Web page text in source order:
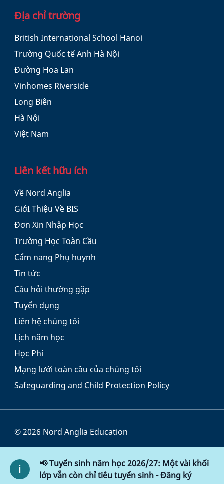
📢 Tuyển sinh năm học 2026/27: Một vài khối
lớp vẫn còn chỉ tiêu tuyển sinh - Đăng ký
Địa chỉ trường
British International School Hanoi
Trường Quốc tế Anh Hà Nội
Đường Hoa Lan
Vinhomes Riverside
Long Biên
Hà Nội
Việt Nam
Liên kết hữu ích
Về Nord Anglia
GiớI Thiệu Về BIS
Đơn Xin Nhập Học
Trường Học Toàn Cầu
Cẩm nang Phụ huynh
Tin tức
Câu hỏi thường gặp
Tuyển dụng
Liên hệ chúng tôi
Lịch năm học
Học Phí
Mạng lưới toàn cầu của chúng tôi
Safeguarding and Child Protection Policy
© 2026 Nord Anglia Education
Chính sách Cookie